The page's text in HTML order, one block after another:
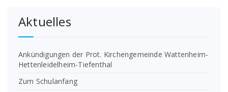
Aktuelles
Ankündigungen der Prot. Kirchengemeinde Wattenheim-
Hettenleidelheim-Tiefenthal
Zum Schulanfang